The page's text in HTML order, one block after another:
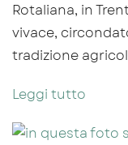
Rotaliana, in
vivace,
tradizione
Leggi tutto